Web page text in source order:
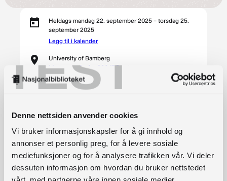
TEST
Denne nettsiden anvender cookies
Vi bruker informasjonskapsler for å gi innhold og
annonser et personlig preg, for å levere sosiale
mediefunksjoner og for å analysere trafikken vår. Vi deler
dessuten informasjon om hvordan du bruker nettstedet
Heldags mandag 22. september 2025 – torsdag 25.
september 2025
Legg til i kalender
University of Bamberg
Markusstraße 8a, 96047 Bamberg
Påmelding
Arrangør:University of Bamberg
Information Literacy in an AI-driven World being
the main theme, ECIL aims to bring together